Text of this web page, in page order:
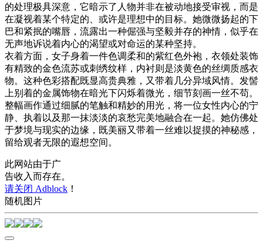
的处理极具深意，它暗示了人物并非在被动地接受审视，而是
在凝视着某个特定的、或许是理想中的目标。她微微扬起的下
巴和紧抿的嘴唇，流露出一种倔强与坚毅并存的神情，似乎在
无声地诉说着内心的渴望或对命运的某种坚持。
衣着方面，女子身着一件色调柔和的紫红色外袍，衣领处装饰
有精致的金色流苏或刺绣纹样，内衬则是淡黄色的丝绸质感衣
物。这种色彩搭配既显高贵典雅，又带着几分异域风情。发髻
上别着的金属饰物在暗光下闪烁着微光，细节刻画一丝不苟。
整幅画作通过细腻的笔触和精妙的用光，将一位女性内心的宁
静、执着以及那一抹淡淡的哀愁完美地融合在一起。她仿佛处
于梦境与现实的边缘，既美丽又带着一丝难以捉摸的神秘感，
留给观者无限的遐想空间。
此网站由于广
告收入而存在。
请关闭 Adblock ！
随机图片